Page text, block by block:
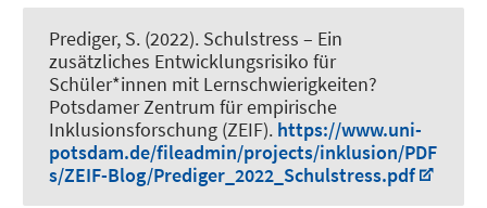
Prediger, S. (2022). Schulstress – Ein
zusätzliches Entwicklungsrisiko für
Schüler*innen mit Lernschwierigkeiten?
Potsdamer Zentrum für empirische
Inklusionsforschung (ZEIF). https://www.uni-
potsdam.de/fileadmin/projects/inklusion/PDF
s/ZEIF-Blog/Prediger_2022_Schulstress.pdf